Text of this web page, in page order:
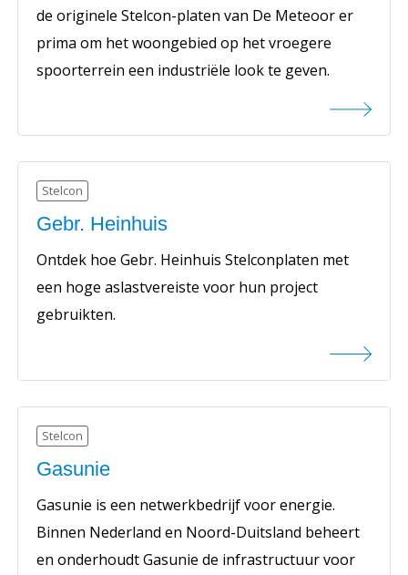
de originele Stelcon-platen van De Meteoor er
prima om het woongebied op het vroegere
spoorterrein een industriële look te geven.
Stelcon
Gebr. Heinhuis
Ontdek hoe Gebr. Heinhuis Stelconplaten met
een hoge aslastvereiste voor hun project
gebruikten.
Stelcon
Gasunie
Gasunie is een netwerkbedrijf voor energie.
Binnen Nederland en Noord-Duitsland beheert
en onderhoudt Gasunie de infrastructuur voor